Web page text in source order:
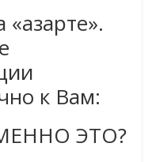
к Вам:
ЭТО?